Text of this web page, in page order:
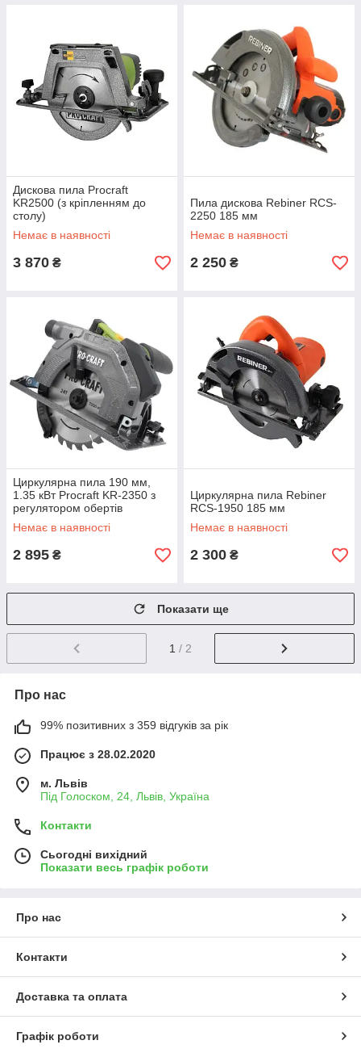
Дискова пила Procraft
KR2500 (з кріпленням до
столу)
Немає в наявності
3 870 ₴
Пила дискова Rebiner RCS-
2250 185 мм
Немає в наявності
2 250 ₴
Циркулярна пила 190 мм,
1.35 кВт Procraft KR-2350 з
регулятором обертів
Немає в наявності
2 895 ₴
Циркулярна пила Rebiner
RCS-1950 185 мм
Немає в наявності
2 300 ₴
Показати ще
1 / 2
Про нас
99% позитивних з 359 відгуків за рік
Працює з 28.02.2020
м. Львів
Під Голоском, 24, Львів, Україна
Контакти
Сьогодні вихідний
Показати весь графік роботи
Про нас
Контакти
Доставка та оплата
Графік роботи